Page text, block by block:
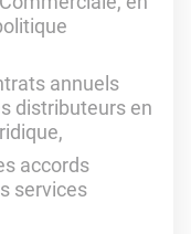
annuels
distributeurs en
accords
services